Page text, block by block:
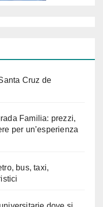
Cruz de
Familia: prezzi,
per un’esperienza
bus, taxi,